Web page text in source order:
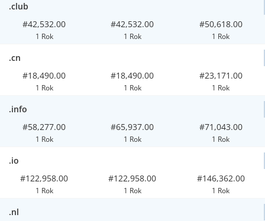
.club
#42,532.00
1 Rok
#42,532.00
1 Rok
#50,618.00
1 Rok
.cn
#18,490.00
1 Rok
#18,490.00
1 Rok
#23,171.00
1 Rok
.info
#58,277.00
1 Rok
#65,937.00
1 Rok
#71,043.00
1 Rok
.io
#122,958.00
1 Rok
#122,958.00
1 Rok
#146,362.00
1 Rok
.nl